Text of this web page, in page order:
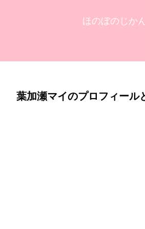
ほのぼのじか
葉加瀬マイのプロフィール